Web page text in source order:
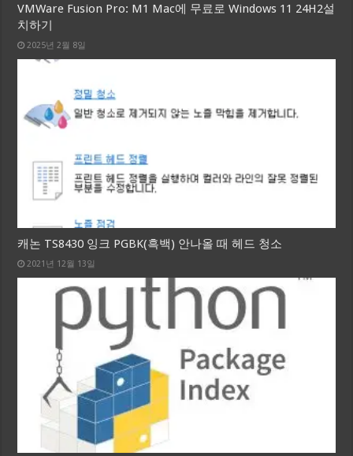
VMWare Fusion Pro: M1 Mac에 무료로 Windows 11 24H2설
치하기
2025년 2월 8일
캐논 TS8430 잉크 PGBK(흑백) 안나올 때 헤드 청소
2021년 12월 13일